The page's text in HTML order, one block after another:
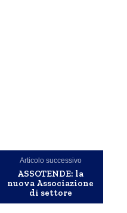
Articolo successivo
ASSOTENDE: la
nuova Associazione
di settore